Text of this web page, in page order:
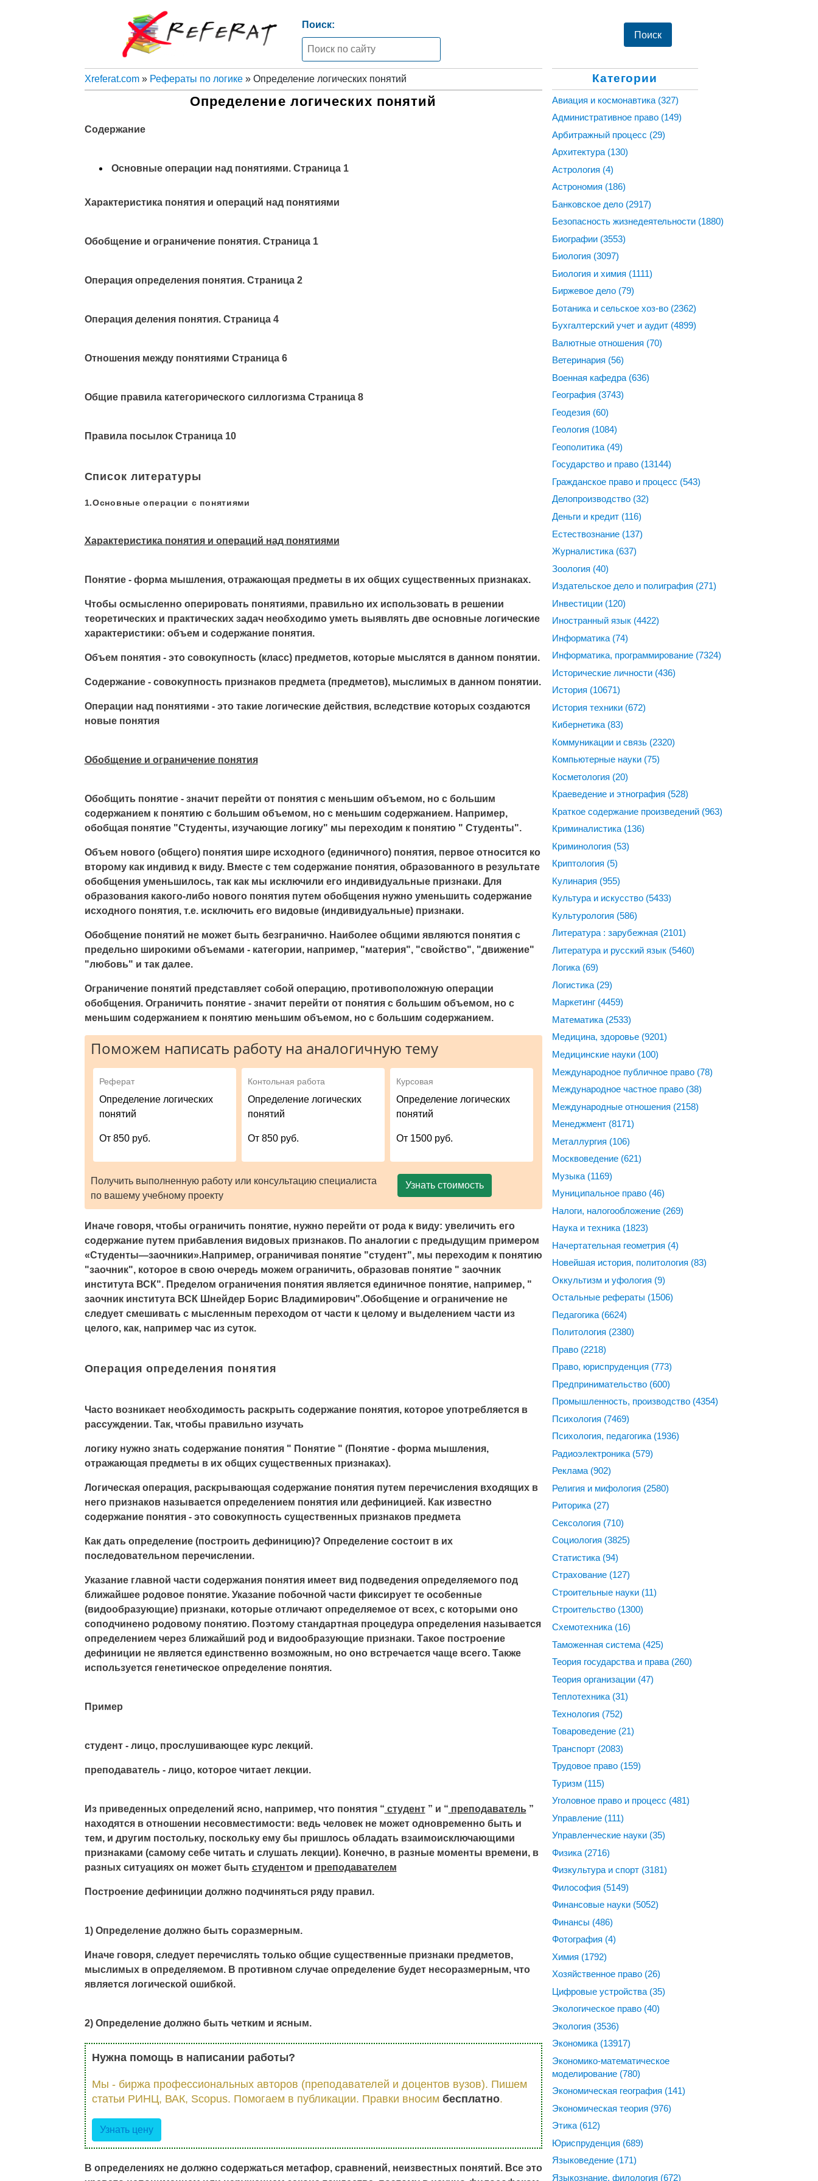
Поиск:
Xreferat.com» Рефераты по логике» Определение логических понятий
Определение логических понятий
Содержание
Основные операции над понятиями. Страница 1
Характеристика понятия и операций над понятиями
Обобщение и ограничение понятия. Страница 1
Операция определения понятия. Страница 2
Операция деления понятия. Страница 4
Отношения между понятиями Страница 6
Общие правила категорического силлогизма Страница 8
Правила посылок Страница 10
Список литературы
1.Основные операции с понятиями
Характеристика понятия и операций над понятиями
Понятие - форма мышления, отражающая предметы в их общих существенных признаках.
Чтобы осмысленно оперировать понятиями, правильно их использовать в решении
теоретических и практических задач необходимо уметь выявлять две основные логические
характеристики: объем и содержание понятия.
Объем понятия - это совокупность (класс) предметов, которые мыслятся в данном понятии.
Содержание - совокупность признаков предмета (предметов), мыслимых в данном понятии.
Операции над понятиями - это такие логические действия, вследствие которых создаются
новые понятия
Обобщение и ограничение понятия
Обобщить понятие - значит перейти от понятия с меньшим объемом, но с большим
содержанием к понятию с большим объемом, но с меньшим содержанием. Например,
обобщая понятие "Студенты, изучающие логику" мы переходим к понятию " Студенты".
Объем нового (общего) понятия шире исходного (единичного) понятия, первое относится ко
второму как индивид к виду. Вместе с тем содержание понятия, образованного в результате
обобщения уменьшилось, так как мы исключили его индивидуальные признаки. Для
образования какого-либо нового понятия путем обобщения нужно уменьшить содержание
исходного понятия, т.е. исключить его видовые (индивидуальные) признаки.
Обобщение понятий не может быть безгранично. Наиболее общими являются понятия с
предельно широкими объемами - категории, например, "материя", "свойство", "движение"
"любовь" и так далее.
Ограничение понятий представляет собой операцию, противоположную операции
обобщения. Ограничить понятие - значит перейти от понятия с большим объемом, но с
меньшим содержанием к понятию меньшим объемом, но с большим содержанием.
Поможем написать работу на аналогичную тему
Реферат
Определение логических
понятий
От 850 руб.
Контольная работа
Определение логических
понятий
От 850 руб.
Курсовая
Определение логических
понятий
От 1500 руб.
Получить выполненную работу или консультацию специалиста
по вашему учебному проекту
Узнать стоимость
Иначе говоря, чтобы ограничить понятие, нужно перейти от рода к виду: увеличить его
содержание путем прибавления видовых признаков. По аналогии с предыдущим примером
«Студенты—заочники».Например, ограничивая понятие "студент",мы переходим к понятию
"заочник",которое в свою очередь можем ограничить, образовав понятие " заочник
института ВСК".Пределом ограничения понятия является единичное понятие, например, "
заочник института ВСК Шнейдер Борис Владимирович".Обобщение и ограничение не
следует смешивать с мысленным переходом от части к целому и выделением части из
целого, как, например час из суток.
Операция определения понятия
Часто возникает необходимость раскрыть содержание понятия, которое употребляется в
рассуждении. Так, чтобы правильно изучать
логику нужно знать содержание понятия " Понятие " (Понятие - форма мышления,
отражающая предметы в их общих существенных признаках).
Логическая операция, раскрывающая содержание понятия путем перечисления входящих в
него признаков называется определением понятия или дефиницией. Как известно
содержание понятия - это совокупность существенных признаков предмета
Как дать определение (построить дефиницию)? Определение состоит в их
последовательном перечислении.
Указание главной части содержания понятия имеет вид подведения определяемого под
ближайшее родовое понятие. Указание побочной части фиксирует те особенные
(видообразующие) признаки, которые отличают определяемое от всех, с которыми оно
соподчинено родовому понятию. Поэтому стандартная процедура определения называется
определением через ближайший род и видообразующие признаки. Такое построение
дефиниции не является единственно возможным, но оно встречается чаще всего. Также
используется генетическое определение понятия.
Пример
студент - лицо, прослушивающее курс лекций.
преподаватель - лицо, которое читает лекции.
Из приведенных определений ясно, например, что понятия “ студент” и “ преподаватель ”
находятся в отношении несовместимости: ведь человек не может одновременно быть и
тем, и другим постольку, поскольку ему бы пришлось обладать взаимоисключающими
признаками (самому себе читать и слушать лекции). Конечно, в разные моменты времени, в
разных ситуациях он может быть студентом и преподавателем
Построение дефиниции должно подчиняться ряду правил.
1) Определение должно быть соразмерным.
Иначе говоря, следует перечислять только общие существенные признаки предметов,
мыслимых в определяемом. В противном случае определение будет несоразмерным, что
является логической ошибкой.
2) Определение должно быть четким и ясным.
Нужна помощь в написании работы?
Мы - биржа профессиональных авторов (преподавателей и доцентов вузов). Пишем
статьи РИНЦ, ВАК, Scopus. Помогаем в публикации. Правки вносим бесплатно.
Узнать цену
В определениях не должно содержаться метафор, сравнений, неизвестных понятий. Все это
Категории
Авиация и космонавтика (327)
Административное право (149)
Арбитражный процесс (29)
Архитектура (130)
Астрология (4)
Астрономия (186)
Банковское дело (2917)
Безопасность жизнедеятельности (1880)
Биографии (3553)
Биология (3097)
Биология и химия (1111)
Биржевое дело (79)
Ботаника и сельское хоз-во (2362)
Бухгалтерский учет и аудит (4899)
Валютные отношения (70)
Ветеринария (56)
Военная кафедра (636)
География (3743)
Геодезия (60)
Геология (1084)
Геополитика (49)
Государство и право (13144)
Гражданское право и процесс (543)
Делопроизводство (32)
Деньги и кредит (116)
Естествознание (137)
Журналистика (637)
Зоология (40)
Издательское дело и полиграфия (271)
Инвестиции (120)
Иностранный язык (4422)
Информатика (74)
Информатика, программирование (7324)
Исторические личности (436)
История (10671)
История техники (672)
Кибернетика (83)
Коммуникации и связь (2320)
Компьютерные науки (75)
Косметология (20)
Краеведение и этнография (528)
Краткое содержание произведений (963)
Криминалистика (136)
Криминология (53)
Криптология (5)
Кулинария (955)
Культура и искусство (5433)
Культурология (586)
Литература : зарубежная (2101)
Литература и русский язык (5460)
Логика (69)
Логистика (29)
Маркетинг (4459)
Математика (2533)
Медицина, здоровье (9201)
Медицинские науки (100)
Международное публичное право (78)
Международное частное право (38)
Международные отношения (2158)
Менеджмент (8171)
Металлургия (106)
Москвоведение (621)
Музыка (1169)
Муниципальное право (46)
Налоги, налогообложение (269)
Наука и техника (1823)
Начертательная геометрия (4)
Новейшая история, политология (83)
Оккультизм и уфология (9)
Остальные рефераты (1506)
Педагогика (6624)
Политология (2380)
Право (2218)
Право, юриспруденция (773)
Предпринимательство (600)
Промышленность, производство (4354)
Психология (7469)
Психология, педагогика (1936)
Радиоэлектроника (579)
Реклама (902)
Религия и мифология (2580)
Риторика (27)
Сексология (710)
Социология (3825)
Статистика (94)
Страхование (127)
Строительные науки (11)
Строительство (1300)
Схемотехника (16)
Таможенная система (425)
Теория государства и права (260)
Теория организации (47)
Теплотехника (31)
Технология (752)
Товароведение (21)
Транспорт (2083)
Трудовое право (159)
Туризм (115)
Уголовное право и процесс (481)
Управление (111)
Управленческие науки (35)
Физика (2716)
Физкультура и спорт (3181)
Философия (5149)
Финансовые науки (5052)
Финансы (486)
Фотография (4)
Химия (1792)
Хозяйственное право (26)
Цифровые устройства (35)
Экологическое право (40)
Экология (3536)
Экономика (13917)
Экономико-математическое
моделирование (780)
Экономическая география (141)
Экономическая теория (976)
Этика (612)
Юриспруденция (689)
Языковедение (171)
Языкознание, филология (672)